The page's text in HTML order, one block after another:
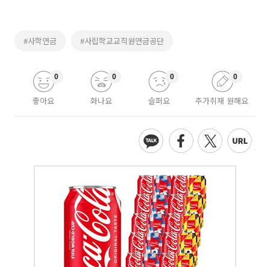
#사학연금 #사립학교교직원연금공단
좋아요
0
화나요
0
슬퍼요
0
추가취재 원해요
0